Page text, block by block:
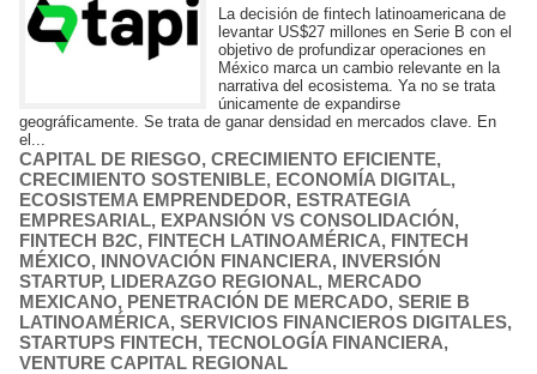
La decisión de fintech latinoamericana de
levantar US$27 millones en Serie B con el
objetivo de profundizar operaciones en
México marca un cambio relevante en la
narrativa del ecosistema. Ya no se trata
únicamente de expandirse
geográficamente. Se trata de ganar densidad en mercados clave. En
el...
CAPITAL DE RIESGO, CRECIMIENTO EFICIENTE,
CRECIMIENTO SOSTENIBLE, ECONOMÍA DIGITAL,
ECOSISTEMA EMPRENDEDOR, ESTRATEGIA
EMPRESARIAL, EXPANSIÓN VS CONSOLIDACIÓN,
FINTECH B2C, FINTECH LATINOAMÉRICA, FINTECH
MÉXICO, INNOVACIÓN FINANCIERA, INVERSIÓN
STARTUP, LIDERAZGO REGIONAL, MERCADO
MEXICANO, PENETRACIÓN DE MERCADO, SERIE B
LATINOAMÉRICA, SERVICIOS FINANCIEROS DIGITALES,
STARTUPS FINTECH, TECNOLOGÍA FINANCIERA,
VENTURE CAPITAL REGIONAL